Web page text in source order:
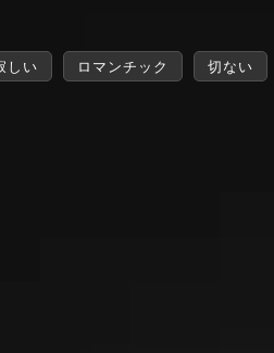
しい ロマンチック 切ない